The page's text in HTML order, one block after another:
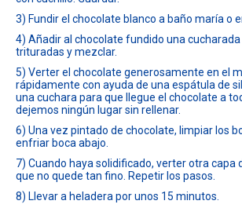
3) Fundir el chocolate blanco a baño maría o
4) Añadir al chocolate fundido una
trituradas y mezclar.
5) Verter el chocolate generosamente en el
rápidamente con ayuda de una espátula de
una cuchara para que llegue el chocolate a
dejemos ningún lugar sin rellenar.
6) Una vez pintado de chocolate, limpiar los
enfriar boca abajo.
7) Cuando haya solidificado, verter otra capa
que no quede tan fino. Repetir los pasos.
8) Llevar a heladera por unos 15 minutos.